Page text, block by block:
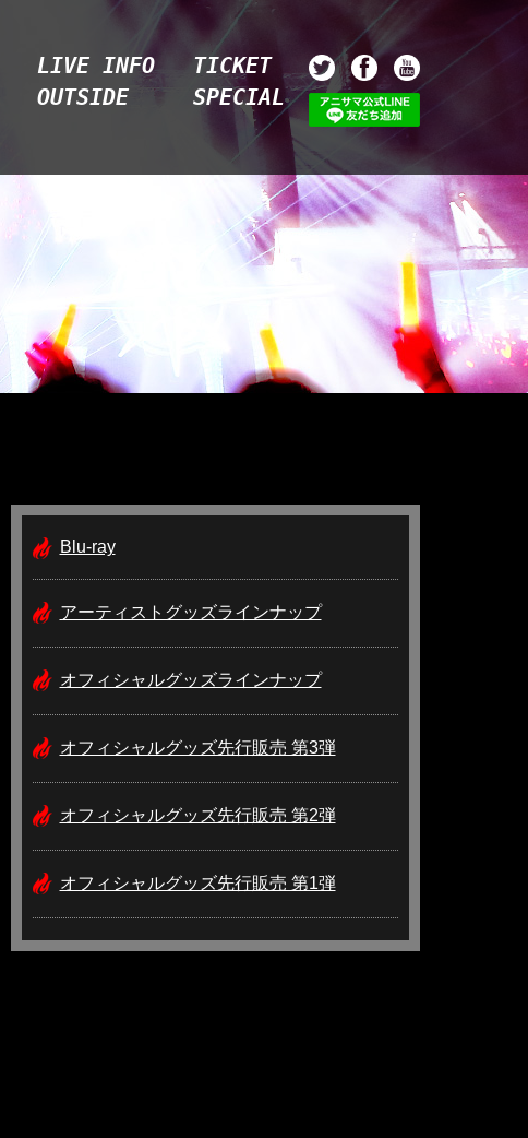
LIVE INFO
OUTSIDE
TICKET
SPECIAL
Blu-ray
アーティストグッズラインナップ
オフィシャルグッズラインナップ
オフィシャルグッズ先行販売 第3弾
オフィシャルグッズ先行販売 第2弾
オフィシャルグッズ先行販売 第1弾